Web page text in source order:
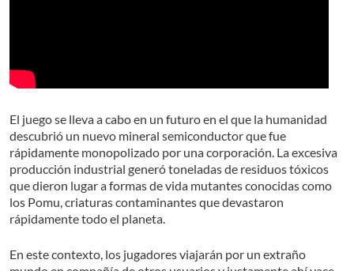
El juego se lleva a cabo en un futuro en el que la humanidad
descubrió un nuevo mineral semiconductor que fue
rápidamente monopolizado por una corporación. La excesiva
producción industrial generó toneladas de residuos tóxicos
que dieron lugar a formas de vida mutantes conocidas como
los Pomu, criaturas contaminantes que devastaron
rápidamente todo el planeta.
En este contexto, los jugadores viajarán por un extraño